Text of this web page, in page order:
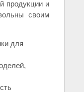
продукции и
своим
для